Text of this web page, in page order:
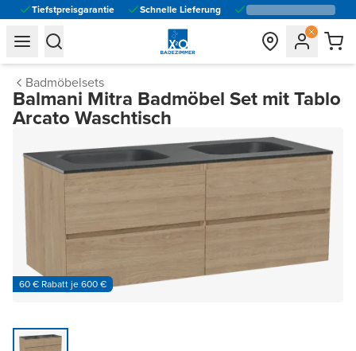
Tiefstpreisgarantie Schnelle Lieferung
general.navigation.toggle_menu.label
general.navigation.toggle_menu.label
Badmöbelsets
Balmani Mitra Badmöbel Set mit Tablo
Arcato Waschtisch
60 € Rabatt je 600 €